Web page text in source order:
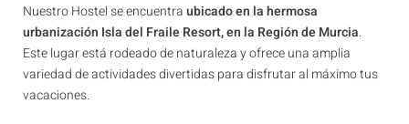
Nuestro Hostel se encuentraubicado en la hermosa
urbanización Isla del Fraile Resort, en la Región de Murcia.
Este lugar está rodeado de naturaleza y ofrece una amplia
variedad de actividades divertidas para disfrutar al máximo tus
vacaciones.